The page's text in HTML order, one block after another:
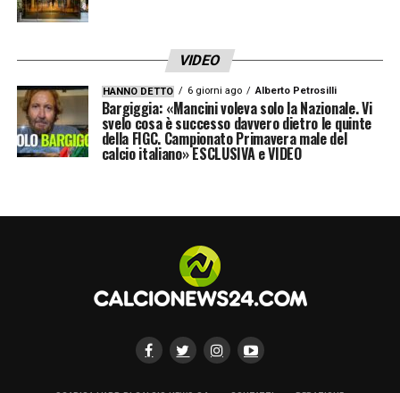
VIDEO
HANNO DETTO 6 giorni ago Alberto Petrosilli
Bargiggia: «Mancini voleva solo la Nazionale. Vi
svelo cosa è successo davvero dietro le quinte
della FIGC. Campionato Primavera male del
calcio italiano» ESCLUSIVA e VIDEO